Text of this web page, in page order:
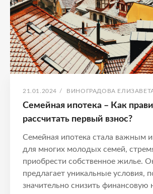
ОПУБЛИКОВАНО
21.01.2024 / АВТОР:
ВИНОГРАДОВА
Семейная ипотека – Как
рассчитать первый взнос?
Семейная ипотека стала важным
для многих молодых семей,
приобрести собственное жилье.
предлагает уникальные условия,
значительно снизить финансовую